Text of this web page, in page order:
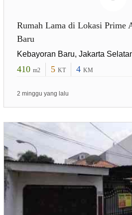
Rumah Lama di Lokasi Prime
Baru
Kebayoran Baru, Jakarta
410 m2 5 KT 4 KM
2 minggu yang lalu